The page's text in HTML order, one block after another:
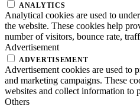
ANALYTICS
Analytical cookies are used to
the website. These cookies help
number of visitors, bounce rate,
Advertisement
ADVERTISEMENT
Advertisement cookies are used to
and marketing campaigns. These
websites and collect information to
Others